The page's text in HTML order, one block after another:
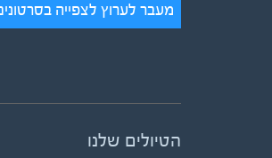
מעבר לערוץ לצפייה
הטיולים שלנו